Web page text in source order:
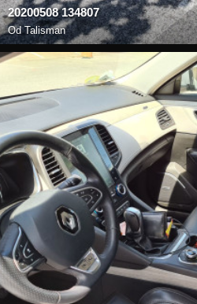
20200508 134807
OdTalisman